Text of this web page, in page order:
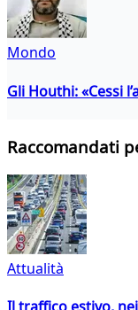
Mondo
Gli Houthi: «Cessi
Raccomandati
Attualità